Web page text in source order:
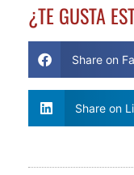
¿TE GUSTA
Share on
Share on